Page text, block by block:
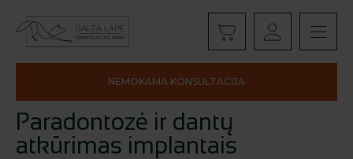
NEMOKAMA KONSULTACIJA
Paradontozė ir dantų
atkūrimas implantais